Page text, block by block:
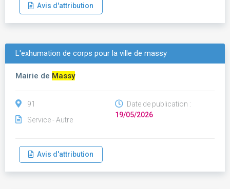
Avis d'attribution
L'exhumation de corps pour la ville de massy
Mairie de Massy
91
Service - Autre
Date de publication :
19/05/2026
Avis d'attribution